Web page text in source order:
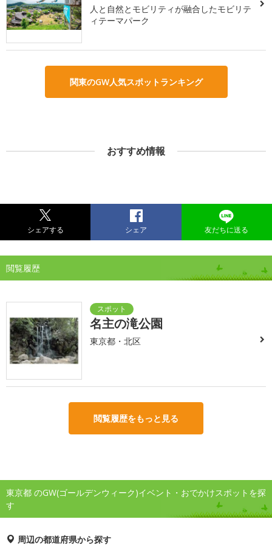
人と自然とモビリティが融合したモビリテ
ィテーマパーク
関東のGW人気スポットランキング
おすすめ情報
シェアする シェア 友だちに送る
閲覧履歴
名主の滝公園
東京都・北区
閲覧履歴をもっと見る
東京都 のGW(ゴールデンウィーク)イベント・おでかけスポットを探
す
周辺の都道府県から探す